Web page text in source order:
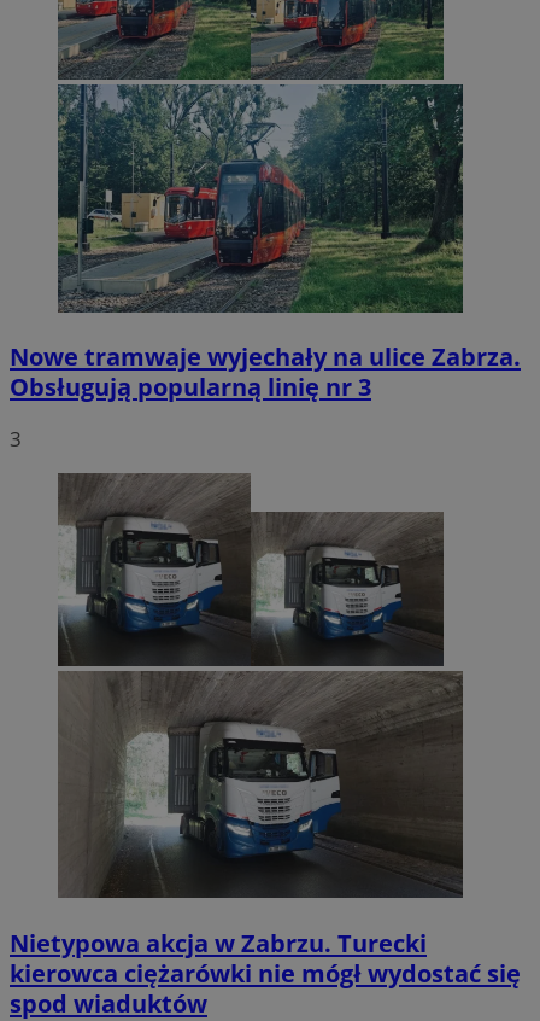
Nowe tramwaje wyjechały na ulice Zabrza.
Obsługują popularną linię nr 3
3
Nietypowa akcja w Zabrzu. Turecki
kierowca ciężarówki nie mógł wydostać się
spod wiaduktów